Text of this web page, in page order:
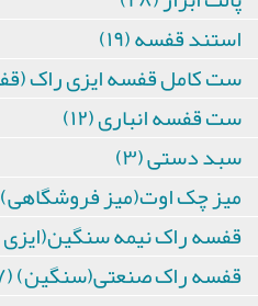
استند قفسه (۱۹)
ست کامل قفسه ایزی راک
ست قفسه انباری (۱۲)
سبد دستی (۳)
میز چک اوت(میز فروشگاهی)
قفسه راک نیمه سنگین(ایزی
قفسه راک صنعتی(سنگین) (۲۷)